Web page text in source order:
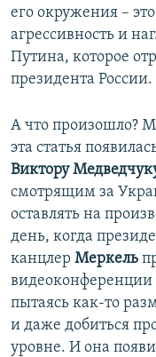
его окружения –
агрессивность и
Путина, которое
президента России.
А что произошло?
эта статья
Виктору
смотрящим за
оставлять на
день, когда
канцлер Меркель
пытаясь как-то
и даже добиться
уровне. И она